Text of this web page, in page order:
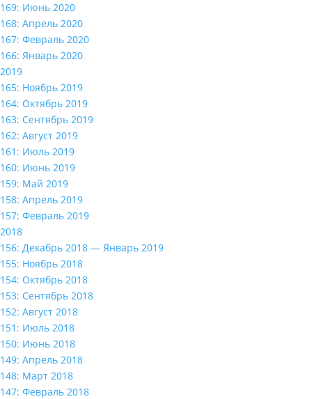
169: Июнь 2020
168: Апрель 2020
167: Февраль 2020
166: Январь 2020
2019
165: Ноябрь 2019
164: Октябрь 2019
163: Сентябрь 2019
162: Август 2019
161: Июль 2019
160: Июнь 2019
159: Май 2019
158: Апрель 2019
157: Февраль 2019
2018
156: Декабрь 2018 — Январь 2019
155: Ноябрь 2018
154: Октябрь 2018
153: Сентябрь 2018
152: Август 2018
151: Июль 2018
150: Июнь 2018
149: Апрель 2018
148: Март 2018
147: Февраль 2018